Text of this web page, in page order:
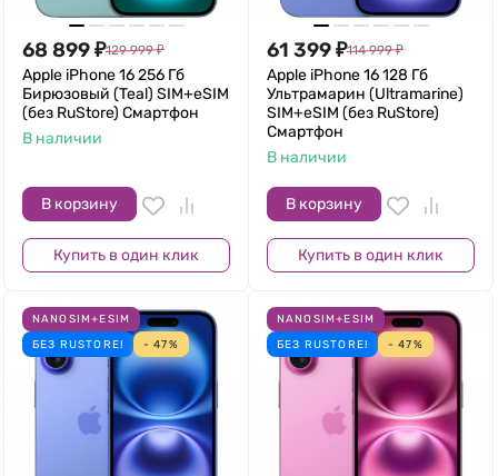
68 899₽129 999 ₽
Apple iPhone 16 256 Гб
Бирюзовый (Teal) SIM+eSIM
(без RuStore) Смартфон
В наличии
В корзину
Купить в один клик
61 399₽114 999 ₽
Apple iPhone 16 128 Гб
Ультрамарин (Ultramarine)
SIM+eSIM (без RuStore)
Смартфон
В наличии
В корзину
Купить в один клик
NANOSIM+ESIM
БЕЗ RUSTORE!
- 47%
NANOSIM+ESIM
БЕЗ RUSTORE!
- 47%